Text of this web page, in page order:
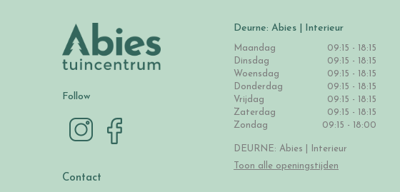
Follow
Contact
Deurne: Abies | Interieur
Maandag
09:15 - 18:15
Dinsdag
09:15 - 18:15
Woensdag
09:15 - 18:15
Donderdag
09:15 - 18:15
Vrijdag
09:15 - 18:15
Zaterdag
09:15 - 18:15
Zondag
09:15 - 18:00
DEURNE: Abies | Interieur
Toon alle openingstijden